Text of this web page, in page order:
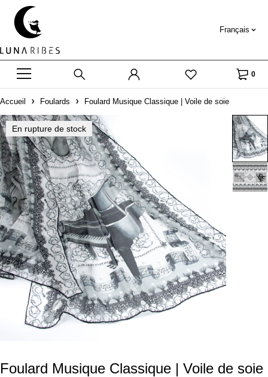
Français
0
Accueil Foulards Foulard Musique Classique | Voile de soie
En rupture de stock
Foulard Musique Classique | Voile de soie